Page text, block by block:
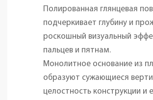
Полированная глянцевая
подчеркивает глубину и
роскошный визуальный
пальцев и пятнам.
Монолитное основание из
образуют сужающиеся
целостность конструкции и